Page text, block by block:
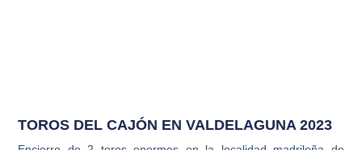
TOROS DEL CAJÓN EN VALDELAGUNA 2023